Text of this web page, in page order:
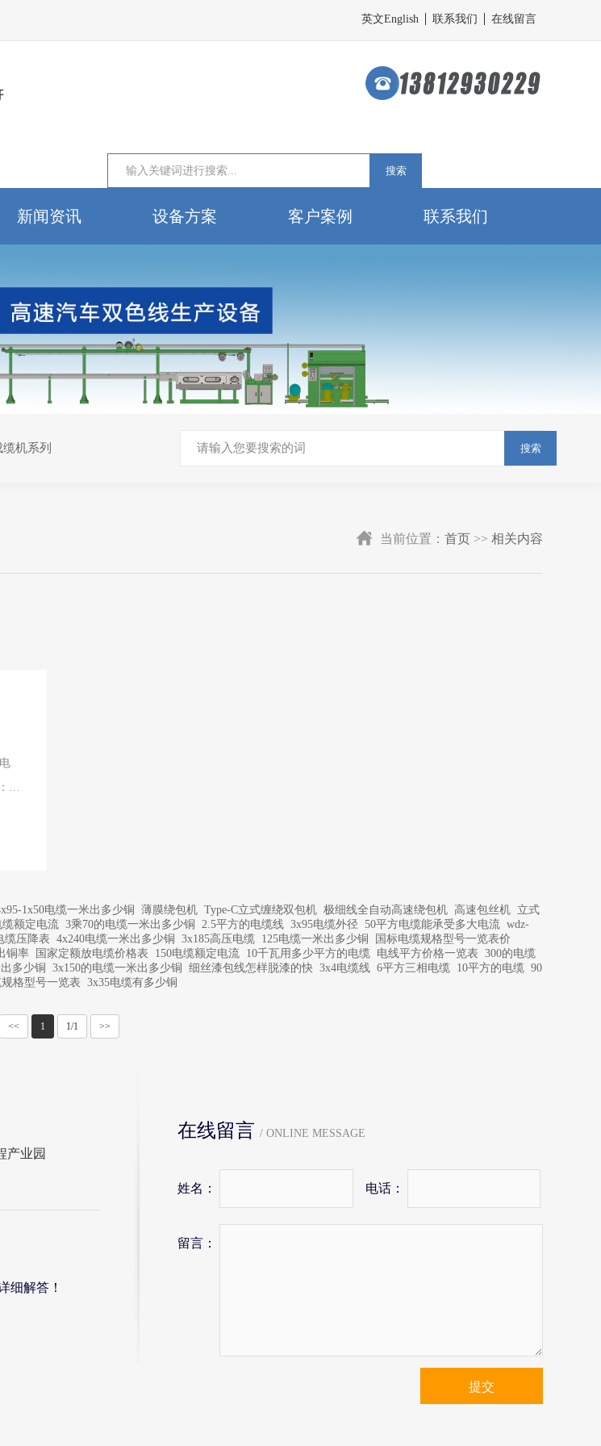
英文English 联系我们 在线留言
搜索
新闻资讯 设备方案 客户案例 联系我们
机系列 搜索
当前位置： 首页 >> 相关内容
1x50电缆一米出多少铜 薄膜绕包机 Type-C立式缠绕双包机 极细线全自动高速绕包机 高速包丝机 立式
缆额定电流 3乘70的电缆一米出多少铜 2.5平方的电缆线 3x95电缆外径 50平方电缆能承受多大电流 wdz-
缆压降表 4x240电缆一米出多少铜 3x185高压电缆 125电缆一米出多少铜
国标电缆规格型号一览表价
铜率 国家定额放电缆价格表 150电缆额定电流 10千瓦用多少平方的电缆 电线平方价格一览表 300的电缆
多少铜 3x150的电缆一米出多少铜 细丝漆包线怎样脱漆的快 3x4电缆线 6平方三相电缆 10平方的电缆 90
格型号一览表 3x35电缆有多少铜
<< 1 1/1 >>
产业园
细解答！
在线留言 / ONLINE MESSAGE
姓名： 电话：
留言：
提交